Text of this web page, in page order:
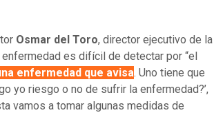
Osmar del Toro, director ejecutivo de la
es difícil de detectar por “el
enfermedad que avisa. Uno tiene que
yo riesgo o no de sufrir la enfermedad?’,
vamos a tomar algunas medidas de